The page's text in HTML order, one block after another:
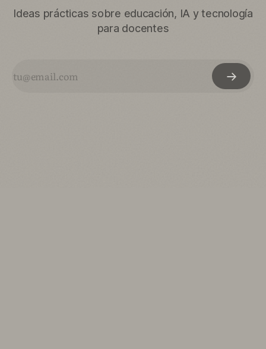
Ideas prácticas sobre educación, IA y tecnología
para docentes